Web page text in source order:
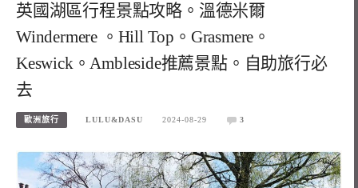
英國湖區行程景點攻略。溫德米爾
Windermere 。Hill Top。Grasmere。
Keswick。Ambleside推薦景點。自助旅行必
去
歐洲旅行 LULU&DASU 2024-08-29 3